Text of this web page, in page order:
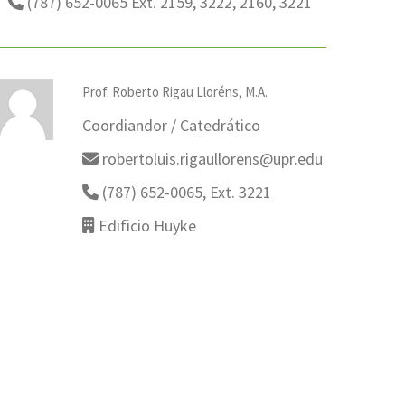
Prof. Roberto Rigau Lloréns, M.A.
Coordiandor / Catedrático
robertoluis.rigaullorens@upr.edu
(787) 652-0065, Ext. 3221
Edificio Huyke